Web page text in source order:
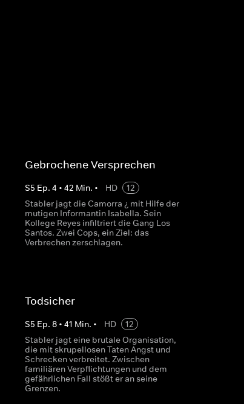
Gebrochene Versprechen
S5 Ep. 4 • 42 Min. • HD
12
Stabler jagt die Camorra ¿ mit Hilfe der
mutigen Informantin Isabella. Sein
Kollege Reyes infiltriert die Gang Los
Santos. Zwei Cops, ein Ziel: das
Verbrechen zerschlagen.
Todsicher
S5 Ep. 8• 41 Min. • HD
12
Stabler jagt eine brutale Organisation,
die mit skrupellosen Taten Angst und
Schrecken verbreitet. Zwischen
familiären Verpflichtungen und dem
gefährlichen Fall stößt er an seine
Grenzen.